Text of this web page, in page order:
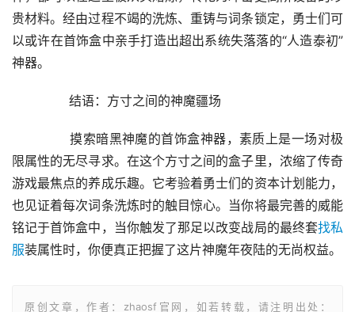
贵材料。经由过程不竭的洗炼、重铸与词条锁定，勇士们可
以或许在首饰盒中亲手打造出超出系统失落落的“人造泰初”
神器。
	　　结语：方寸之间的神魔疆场
限属性的无尽寻求。在这个方寸之间的盒子里，浓缩了传奇
游戏最焦点的养成乐趣。它考验着勇士们的资本计划能力，
也见证着每次词条洗炼时的触目惊心。当你将最完善的威能
铭记于首饰盒中，当你触发了那足以改变战局的最终套找私
服装属性时，你便真正把握了这片神魔年夜陆的无尚权益。
原创文章，作者：zhaosf官网，如若转载，请注明出处：